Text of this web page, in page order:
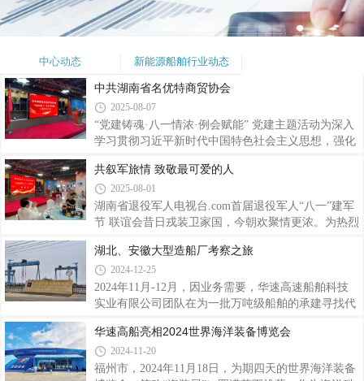
中心动态 新能源船舶行业动态
中共湖南省名优特商贸协会
2025-08-07
“党建铸魂·八一情浓·例会赋能” 党建主题活动为深入
学习贯彻习近平新时代中国特色社会主义思想，强化
会党支部组织全体党员及入党积极分子，赴合作单位
即活动承办方中国—退役军人名优特极品电商运营中
心.com（湘赣情餐厅）开展“党建铸魂·八一情浓”主题
党建活动，以高质量党建引领协会高质量发展。活动
市雨花区劳动东路5号维也纳国际酒店（树木岭店）3
楼湘赣情餐厅会议大厅活动承办单位：中国—退役军
人名优特极品电商运营中心.com会议
共叙军旅情 致敬最可爱的人
2025-08-01
湖南省退役军人电视台.com首届退役军人“八一”建军
节 联谊会昔日戎装卫家国，今朝欢聚情更浓。为热烈
人的崇高敬意与深切关怀，湖南省退役军人电视
台.com于2025年7月27日（星期日）下午16：30，在
湘赣情餐厅会议大厅（长沙市雨花区劳动东路5号维
也纳国际酒店树木岭店3楼）隆重举办“军魂永驻 情暖
退役军人及军属（不含参加领导人数）共赴这场专属
荣光与温情的盛会！本次联谊活动精心策划，亮点纷
呈，旨在为退役军人搭建重温峥嵘岁月、畅叙深
湖北、安徽大型造船厂考察之旅
2024-12-25
2024年11月-12月，因业务需要，华速高速船舶科技
实业有限公司团队在为一批万吨级船舶的承建寻找代
地考察了三个大型造船厂的实际情况，并与船厂的负
责人洽谈了合作相关事宜。第一站的湖北合创重工有
限公司，位于黄冈市长江北岸黄州禹王江滩处，是黄
华速高船亮相2024世界海洋装备博览会
2024-11-20
福州市，2024年11月18日，为期四天的世界海洋装备